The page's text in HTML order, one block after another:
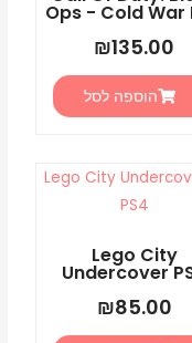
Ops - Cold War
₪135.00
הוספה לסל
Lego City
Undercover
₪85.00